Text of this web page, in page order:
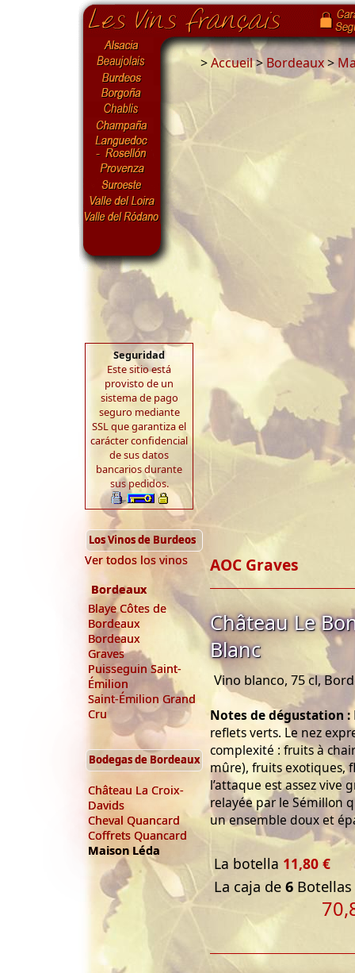
Seguridad
Este sitio está
provisto de un
sistema de pago
seguro mediante
SSL que garantiza el
carácter confidencial
de sus datos
bancarios durante
sus pedidos.
>Accueil>Bordeaux>
Los Vinos de Burdeos
Ver todos los vinos
Bordeaux
Blaye Côtes de
Bordeaux
Bordeaux
Graves
Puisseguin Saint-
Émilion
Saint-Émilion Grand
Cru
Bodegas de Bordeaux
Château La Croix-
Davids
Cheval Quancard
Coffrets Quancard
Maison Léda
AOC Graves
Château Le
Blanc
Vino blanco, 75 cl,
Notes de dégustation :
reflets verts. Le nez
complexité : fruits à
mûre), fruits exotiques,
l’attaque est assez vive
relayée par le Sémillon
un ensemble doux et
La botella 11,80 €
La caja de 6 Botellas